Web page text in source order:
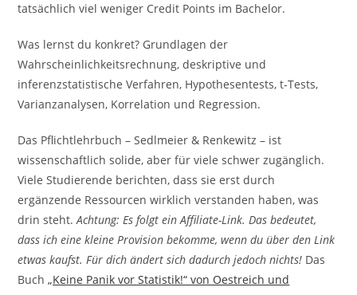
tatsächlich viel weniger Credit Points im Bachelor.
Was lernst du konkret? Grundlagen der
Wahrscheinlichkeitsrechnung, deskriptive und
inferenzstatistische Verfahren, Hypothesentests, t-Tests,
Varianzanalysen, Korrelation und Regression.
Das Pflichtlehrbuch – Sedlmeier & Renkewitz – ist
wissenschaftlich solide, aber für viele schwer zugänglich.
Viele Studierende berichten, dass sie erst durch
ergänzende Ressourcen wirklich verstanden haben, was
drin steht.Achtung: Es folgt ein Affiliate-Link. Das bedeutet,
dass ich eine kleine Provision bekomme, wenn du über den Link
etwas kaufst. Für dich ändert sich dadurch jedoch nichts! Das
Buch„Keine Panik vor Statistik!“ von Oestreich und